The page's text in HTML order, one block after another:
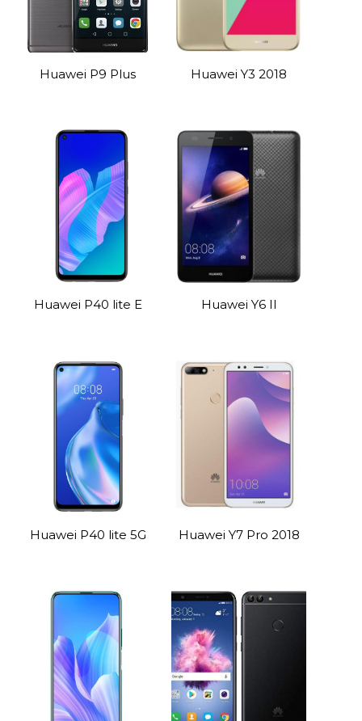
Huawei P9 Plus Huawei Y3 2018
Huawei P40 lite E Huawei Y6 II
Huawei P40 lite 5G Huawei Y7 Pro 2018